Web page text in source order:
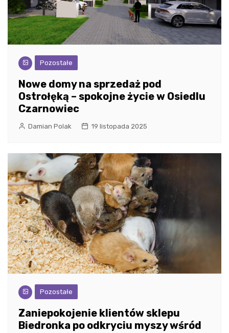
Pozostałe
Nowe domy na sprzedaż pod
Ostrołęką – spokojne życie w Osiedlu
Czarnowiec
Damian Polak 19 listopada 2025
Pozostałe
Zaniepokojenie klientów sklepu
Biedronka po odkryciu myszy wśród